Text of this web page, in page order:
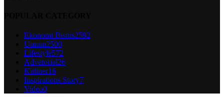
Ekonomi Bisnis2592
Umum2500
Lifestyle572
Advetorial26
Kuliner16
Inspirations Story7
Video0